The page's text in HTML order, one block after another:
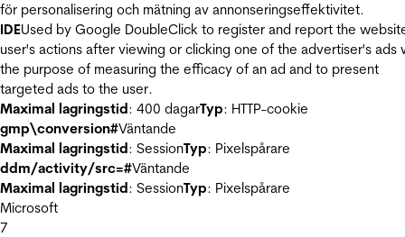
för personalisering och mätning av annonseringseffektivitet.
IDEUsed by Google DoubleClick to register and report the
user's actions after viewing or clicking one of the advertiser's ads
the purpose of measuring the efficacy of an ad and to present
targeted ads to the user.
Maximal lagringstid: 400 dagarTyp: HTTP-cookie
gmp\conversion#Väntande
Maximal lagringstid: SessionTyp: Pixelspårare
ddm/activity/src=#Väntande
Maximal lagringstid: SessionTyp: Pixelspårare
Microsoft
7